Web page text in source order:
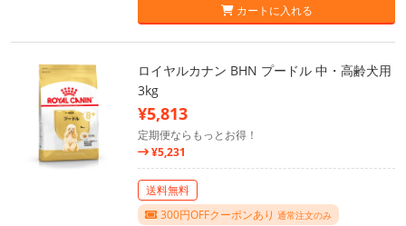
カートに入れる
ロイヤルカナン BHN プードル 中・高齢犬用
3kg
¥5,813
定期便ならもっとお得！
¥5,231
送料無料
300円OFFクーポンあり 通常注文のみ